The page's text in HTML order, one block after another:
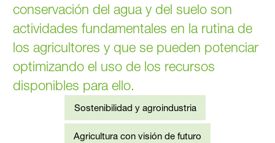
conservación del agua y del suelo son
actividades fundamentales en la rutina de
los agricultores y que se pueden potenciar
optimizando el uso de los recursos
disponibles para ello.
Sostenibilidad y agroindustria
Agricultura con visión de futuro